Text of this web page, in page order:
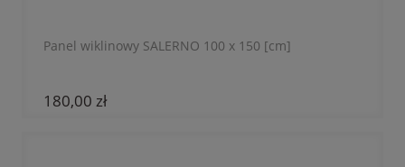
Panel wiklinowy SALERNO 100 x 150 [cm]
180,00 zł